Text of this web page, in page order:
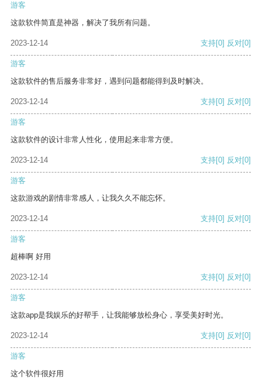
游客
这款软件简直是神器，解决了我所有问题。
2023-12-14 支持[0] 反对[0]
游客
这款软件的售后服务非常好，遇到问题都能得到及时解决。
2023-12-14 支持[0] 反对[0]
游客
这款软件的设计非常人性化，使用起来非常方便。
2023-12-14 支持[0] 反对[0]
游客
这款游戏的剧情非常感人，让我久久不能忘怀。
2023-12-14 支持[0] 反对[0]
游客
超棒啊 好用
2023-12-14 支持[0] 反对[0]
游客
这款app是我娱乐的好帮手，让我能够放松身心，享受美好时光。
2023-12-14 支持[0] 反对[0]
游客
这个软件很好用